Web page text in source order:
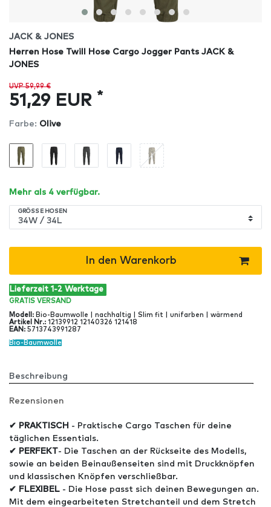
JACK & JONES
Herren Hose Twill Hose Cargo Jogger Pants JACK &
JONES
UVP 59,99 €
51,29 EUR *
Farbe: Olive
Mehr als 4 verfügbar.
GRÖSSE HOSEN
In den Warenkorb
Lieferzeit 1-2 Werktage
GRATIS VERSAND
Modell : Bio-Baumwolle | nachhaltig | Slim fit | unifarben | wärmend
Artikel Nr.: 12139912 12140326 121418
EAN : 5713743991287
Bio-Baumwolle
Beschreibung
Rezensionen
✔ PRAKTISCH - Praktische Cargo Taschen für deine
täglichen Essentials.
✔ PERFEKT- Die Taschen an der Rückseite des Modells,
sowie an beiden Beinaußenseiten sind mit Druckknöpfen
und klassischen Knöpfen verschließbar.
✔ FLEXIBEL - Die Hose passt sich deinen Bewegungen an.
Mit dem eingearbeiteten Stretchanteil und dem Stretch